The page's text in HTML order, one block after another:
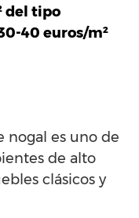
del tipo
40 euros/m²
nogal es uno de
de alto
clásicos y